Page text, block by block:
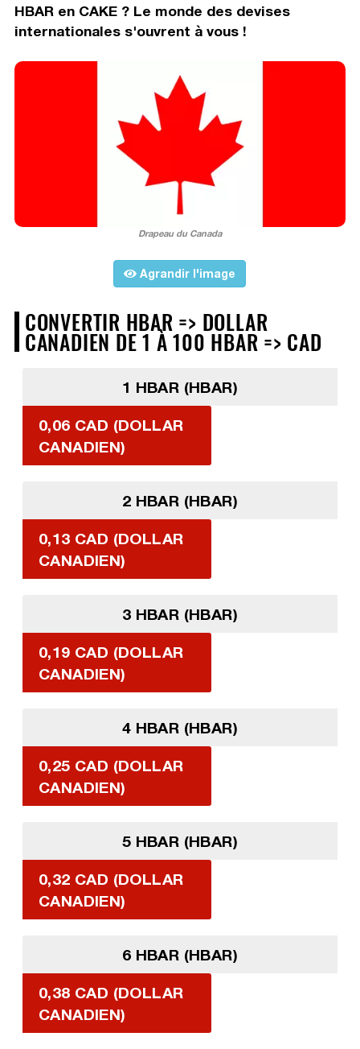
HBAR en CAKE ? Le monde des devises
internationales s'ouvrent à vous !
Drapeau du Canada
Agrandir l'image
CONVERTIR HBAR => DOLLAR
CANADIEN DE 1 À 100 HBAR => CAD
1 HBAR (HBAR)
0,06 CAD (DOLLAR
CANADIEN)
2 HBAR (HBAR)
0,13 CAD (DOLLAR
CANADIEN)
3 HBAR (HBAR)
0,19 CAD (DOLLAR
CANADIEN)
4 HBAR (HBAR)
0,25 CAD (DOLLAR
CANADIEN)
5 HBAR (HBAR)
0,32 CAD (DOLLAR
CANADIEN)
6 HBAR (HBAR)
0,38 CAD (DOLLAR
CANADIEN)